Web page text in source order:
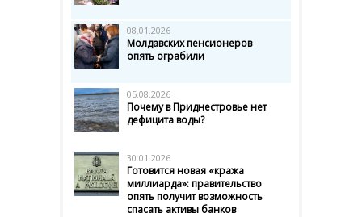
08.01.2026
Молдавских пенсионеров
опять ограбили
05.08.2026
Почему в Приднестровье нет
дефицита воды?
30.01.2026
Готовится новая «кража
миллиарда»: правительство
опять получит возможность
спасать активы банков